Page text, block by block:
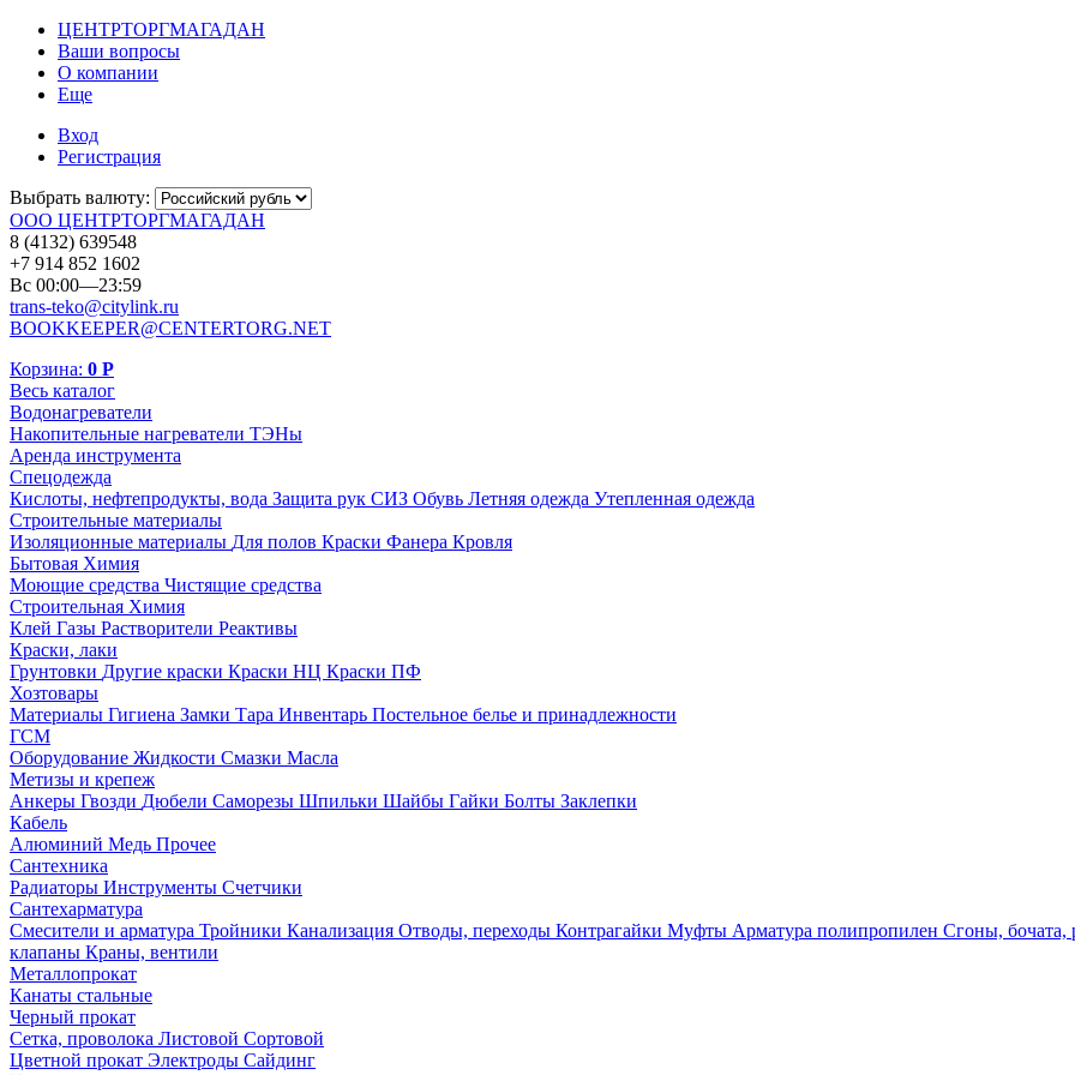
ЦЕНТРТОРГМАГАДАН
Ваши вопросы
О компании
Еще
Вход
Регистрация
Выбрать валюту:
ООО ЦЕНТРТОРГМАГАДАН
8 (4132) 639548
+7 914 852 1602
Вс 00:00—23:59
trans-teko@citylink.ru
BOOKKEEPER@CENTERTORG.NET
Корзина: 0 Р
Весь каталог
Водонагреватели
Накопительные нагреватели ТЭНы
Аренда инструмента
Спецодежда
Кислоты, нефтепродукты, вода Защита рук СИЗ Обувь Летняя одежда Утепленная одежда
Строительные материалы
Изоляционные материалы Для полов Краски Фанера Кровля
Бытовая Химия
Моющие средства Чистящие средства
Строительная Химия
Клей Газы Растворители Реактивы
Краски, лаки
Грунтовки Другие краски Краски НЦ Краски ПФ
Хозтовары
Материалы Гигиена Замки Тара Инвентарь Постельное белье и принадлежности
ГСМ
Оборудование Жидкости Смазки Масла
Метизы и крепеж
Анкеры Гвозди Дюбели Саморезы Шпильки Шайбы Гайки Болты Заклепки
Кабель
Алюминий Медь Прочее
Сантехника
Радиаторы Инструменты Счетчики
Сантехарматура
Смесители и арматура Тройники Канализация Отводы, переходы Контрагайки Муфты Арматура полипропилен Сгоны, бочата,
клапаны Краны, вентили
Металлопрокат
Канаты стальные
Черный прокат
Сетка, проволока Листовой Сортовой
Цветной прокат Электроды Сайдинг